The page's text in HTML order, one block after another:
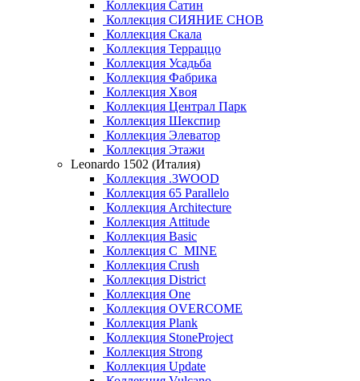
Коллекция Сатин
Коллекция СИЯНИЕ СНОВ
Коллекция Скала
Коллекция Терраццо
Коллекция Усадьба
Коллекция Фабрика
Коллекция Хвоя
Коллекция Централ Парк
Коллекция Шекспир
Коллекция Элеватор
Коллекция Этажи
Leonardo 1502 (Италия)
Коллекция .3WOOD
Коллекция 65 Parallelo
Коллекция Architecture
Коллекция Attitude
Коллекция Basic
Коллекция C_MINE
Коллекция Crush
Коллекция District
Коллекция One
Коллекция OVERCOME
Коллекция Plank
Коллекция StoneProject
Коллекция Strong
Коллекция Update